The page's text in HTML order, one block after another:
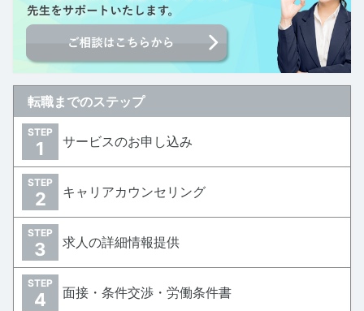
転職までのステップ
STEP
1 サービスのお申し込み
STEP
2 キャリアカウンセリング
STEP
3 求人の詳細情報提供
STEP
4 面接・条件交渉・労働条件書